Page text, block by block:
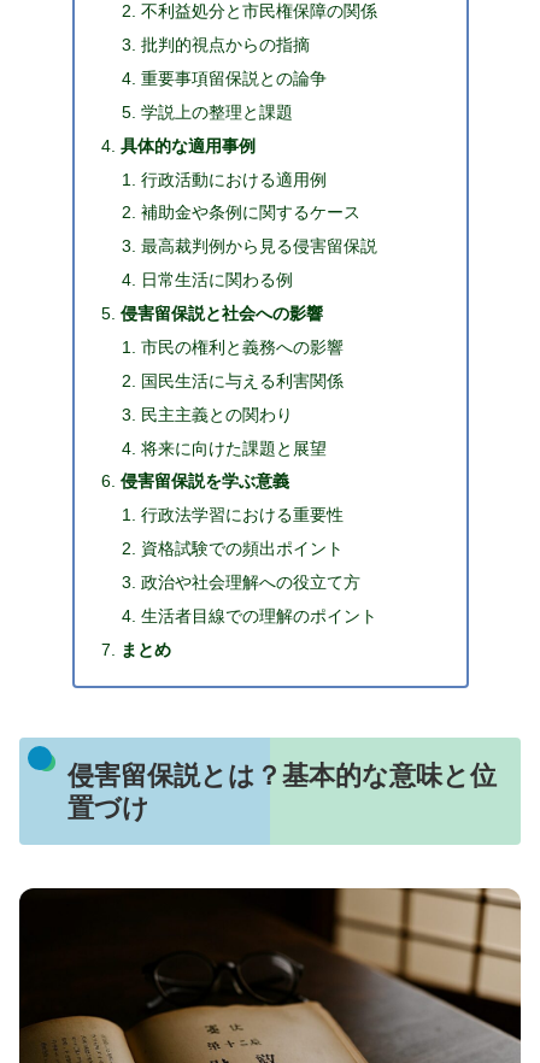
不利益処分と市民権保障の関係
批判的視点からの指摘
重要事項留保説との論争
学説上の整理と課題
具体的な適用事例
行政活動における適用例
補助金や条例に関するケース
最高裁判例から見る侵害留保説
日常生活に関わる例
侵害留保説と社会への影響
市民の権利と義務への影響
国民生活に与える利害関係
民主主義との関わり
将来に向けた課題と展望
侵害留保説を学ぶ意義
行政法学習における重要性
資格試験での頻出ポイント
政治や社会理解への役立て方
生活者目線での理解のポイント
まとめ
侵害留保説とは？基本的な意味と位
置づけ